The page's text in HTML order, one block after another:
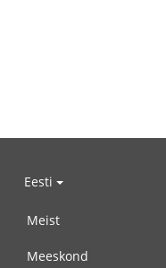
Eesti
Meist
Meeskond